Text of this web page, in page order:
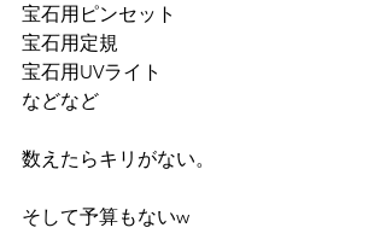
宝石用ピンセット
宝石用定規
宝石用UVライト
などなど
数えたらキリがない。
そして予算もないw